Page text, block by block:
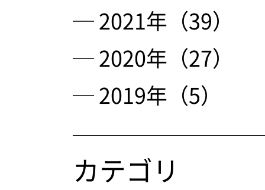
─ 2021年（39）
─ 2020年（27）
─ 2019年（5）
カテゴリ